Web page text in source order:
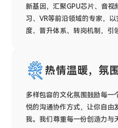
新基因，汇聚GPU芯片、音视
习、VR等前沿领域的专家，
度、晋升体系、转岗机制，引
热情温暖，氛
多样包容的文化氛围鼓励每一
悦的沟通协作方式，让你自由
我。我们尊重每一份创造力与